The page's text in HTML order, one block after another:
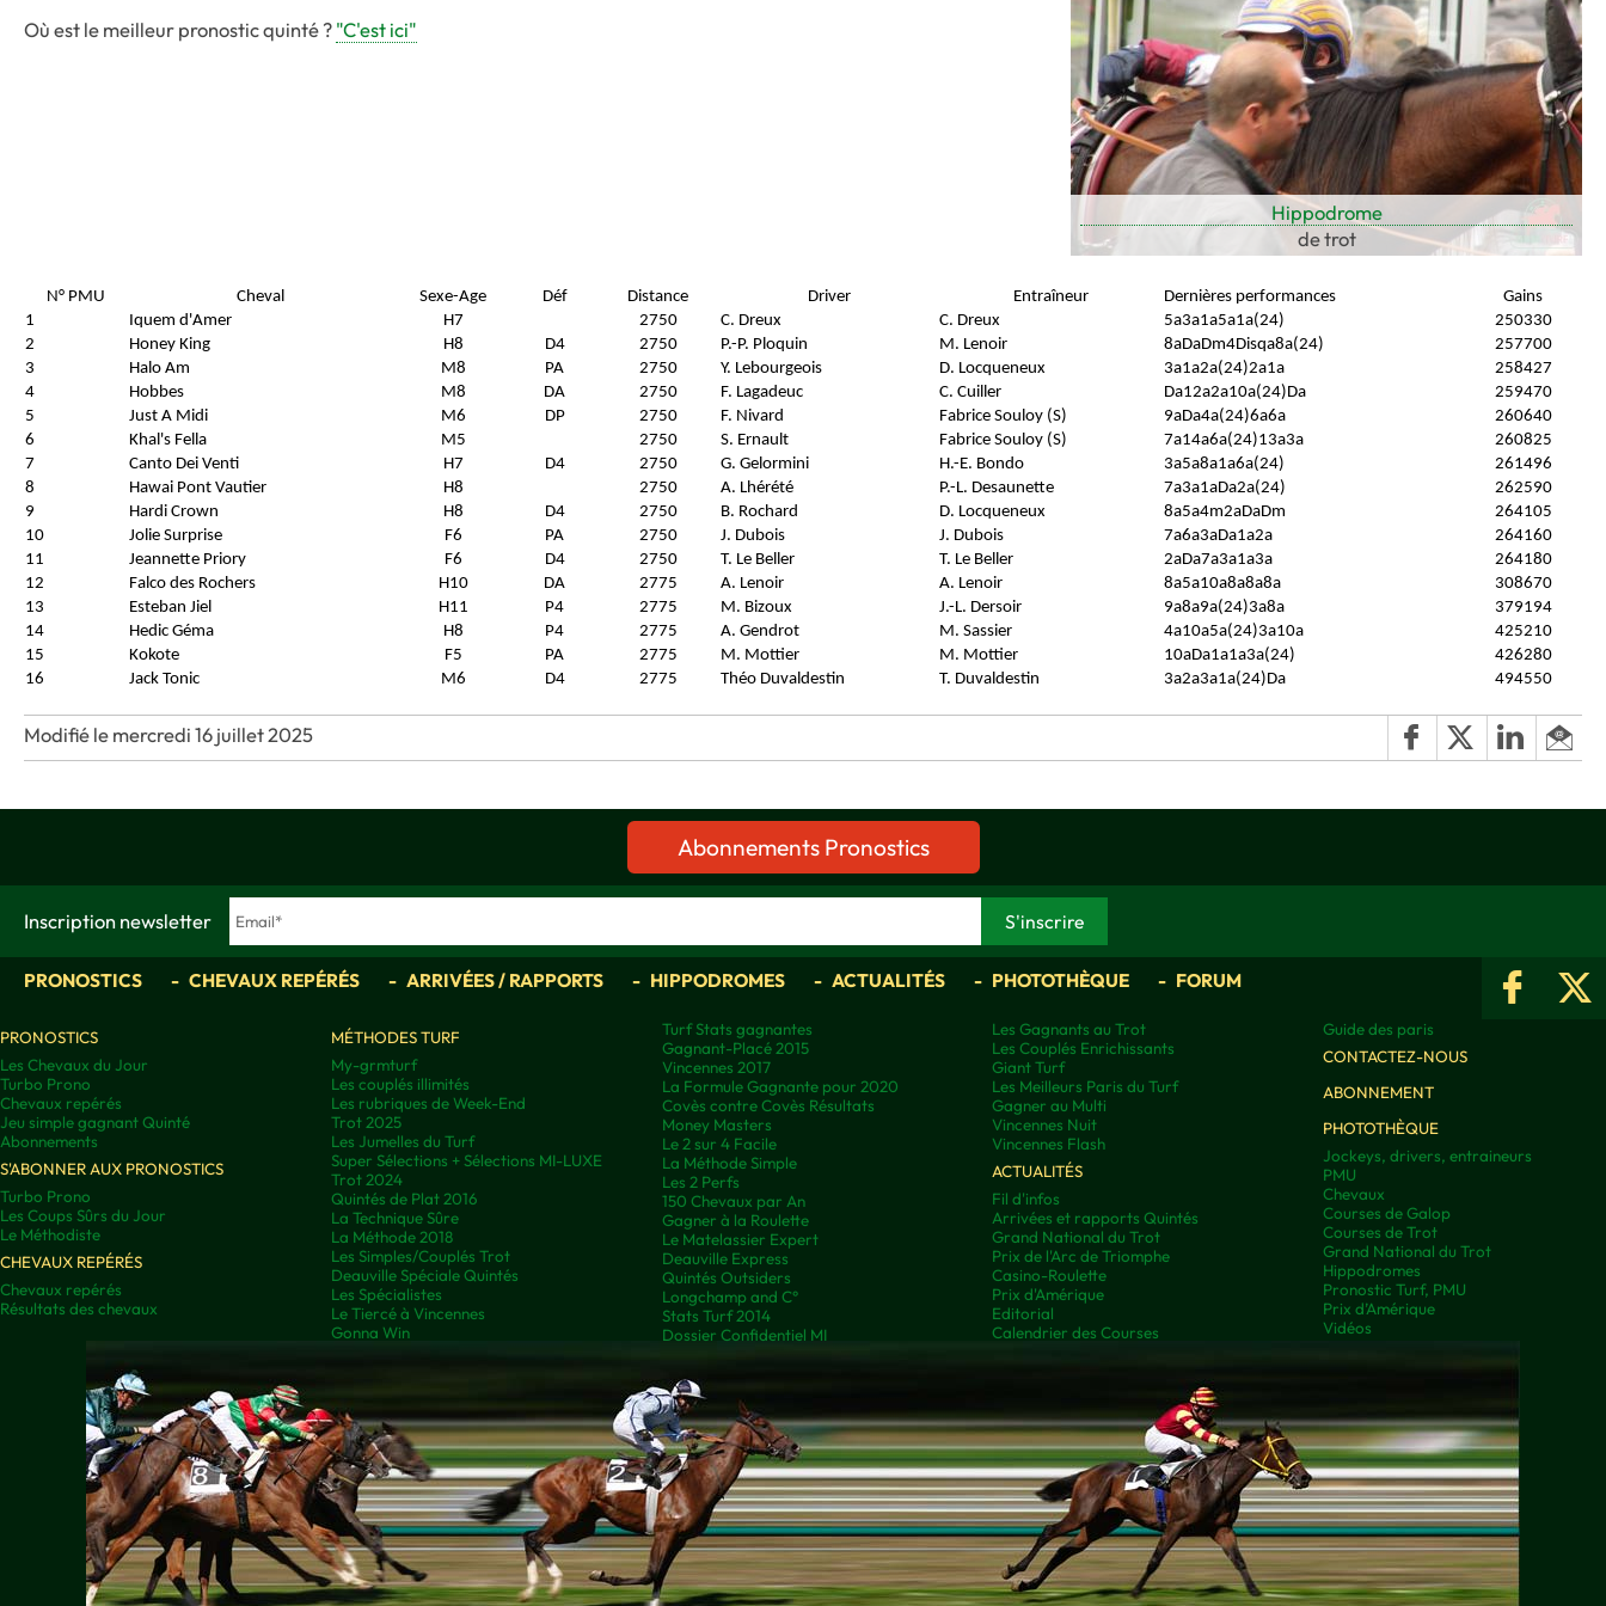
Hippodrome
de trot
Où est le meilleur pronostic quinté ?"C'est ici"
N° PMU Cheval Sexe-Age Déf Distance Driver Entraîneur Dernières performances
Gains
1
Iquem d'Amer H7 2750 C. Dreux C. Dreux 5a3a1a5a1a(24)
250330
2
Honey King H8 D4 2750 P.-P. Ploquin M. Lenoir 8aDaDm4Disqa8a(24)
257700
3
Halo Am M8 PA 2750 Y. Lebourgeois D. Locqueneux 3a1a2a(24)2a1a
258427
4
Hobbes M8 DA 2750 F. Lagadeuc C. Cuiller Da12a2a10a(24)Da
259470
5
Just A Midi M6 DP 2750 F. Nivard Fabrice Souloy (S) 9aDa4a(24)6a6a
260640
6
Khal's Fella M5 2750 S. Ernault Fabrice Souloy (S) 7a14a6a(24)13a3a
260825
7
Canto Dei Venti H7 D4 2750 G. Gelormini H.-E. Bondo 3a5a8a1a6a(24)
261496
8
Hawai Pont Vautier H8 2750 A. Lhérété P.-L. Desaunette 7a3a1aDa2a(24)
262590
9
Hardi Crown H8 D4 2750 B. Rochard D. Locqueneux 8a5a4m2aDaDm
264105
10
Jolie Surprise F6 PA 2750 J. Dubois J. Dubois 7a6a3aDa1a2a
264160
11
Jeannette Priory F6 D4 2750 T. Le Beller T. Le Beller 2aDa7a3a1a3a
264180
12
Falco des Rochers H10 DA 2775 A. Lenoir A. Lenoir 8a5a10a8a8a8a
308670
13
Esteban Jiel H11 P4 2775 M. Bizoux J.-L. Dersoir 9a8a9a(24)3a8a
379194
14
Hedic Géma H8 P4 2775 A. Gendrot M. Sassier 4a10a5a(24)3a10a
425210
15
Kokote F5 PA 2775 M. Mottier M. Mottier 10aDa1a1a3a(24)
426280
16
Jack Tonic M6 D4 2775 Théo Duvaldestin T. Duvaldestin 3a2a3a1a(24)Da 494550
Modifié le mercredi 16 juillet 2025
Abonnements Pronostics
Inscription newsletter
PRONOSTICS CHEVAUX REPÉRÉS ARRIVÉES / RAPPORTS HIPPODROMES ACTUALITÉS PHOTOTHÈQUE FORUM
PRONOSTICS
Les Chevaux du Jour
Turbo Prono
Chevaux repérés
Jeu simple gagnant Quinté
Abonnements
S'ABONNER AUX PRONOSTICS
Turbo Prono
Les Coups Sûrs du Jour
Le Méthodiste
CHEVAUX REPÉRÉS
Chevaux repérés
Résultats des chevaux
MÉTHODES TURF
My-grmturf
Les couplés illimités
Les rubriques de Week-End
Trot 2025
Les Jumelles du Turf
Super Sélections + Sélections MI-LUXE
Trot 2024
Quintés de Plat 2016
La Technique Sûre
La Méthode 2018
Les Simples/Couplés Trot
Deauville Spéciale Quintés
Les Spécialistes
Le Tiercé à Vincennes
Gonna Win
Turf Stats gagnantes
Gagnant-Placé 2015
Vincennes 2017
La Formule Gagnante pour 2020
Covès contre Covès Résultats
Money Masters
Le 2 sur 4 Facile
La Méthode Simple
Les 2 Perfs
150 Chevaux par An
Gagner à la Roulette
Le Matelassier Expert
Deauville Express
Quintés Outsiders
Longchamp and C°
Stats Turf 2014
Dossier Confidentiel MI
Les Gagnants au Trot
Les Couplés Enrichissants
Giant Turf
Les Meilleurs Paris du Turf
Gagner au Multi
Vincennes Nuit
Vincennes Flash
ACTUALITÉS
Fil d'infos
Arrivées et rapports Quintés
Grand National du Trot
Prix de l'Arc de Triomphe
Casino-Roulette
Prix d'Amérique
Editorial
Calendrier des Courses
Guide des paris
CONTACTEZ-NOUS
ABONNEMENT
PHOTOTHÈQUE
Jockeys, drivers, entraineurs
PMU
Chevaux
Courses de Galop
Courses de Trot
Grand National du Trot
Hippodromes
Pronostic Turf, PMU
Prix d’Amérique
Vidéos